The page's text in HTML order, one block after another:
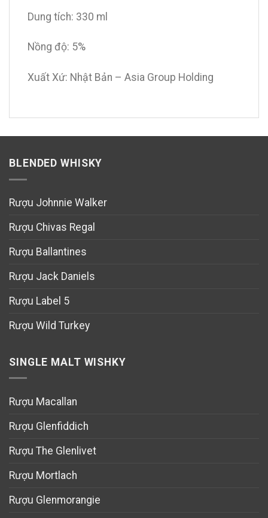
Dung tích: 330 ml
Nồng độ: 5%
Xuất Xứ: Nhật Bản – Asia Group Holding
BLENDED WHISKY
Rượu Johnnie Walker
Rượu Chivas Regal
Rượu Ballantines
Rượu Jack Daniels
Rượu Label 5
Rượu Wild Turkey
SINGLE MALT WISHKY
Rượu Macallan
Rượu Glenfiddich
Rượu The Glenlivet
Rượu Mortlach
Rượu Glenmorangie